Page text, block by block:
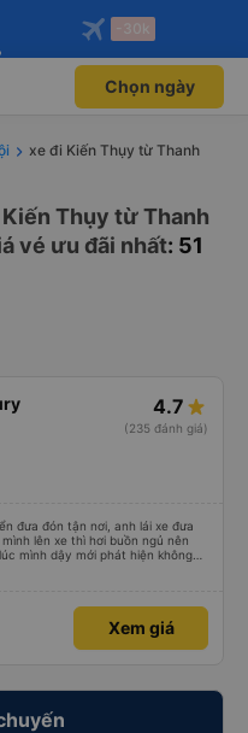
độc
Mở app
bay qua
Mở app
-30k
Chọn ngày
xe đi Kiến Thụy từ Thanh
Thụy từ Thanh
vé ưu đãi nhất: 51
4.7
(235 đánh giá)
đưa đón tận nơi, anh lái xe đưa
lên xe thì hơi buồn ngủ nên
mình dậy mới phát hiện không
xe trung chuyển để tìm điện thoại
Xem giá